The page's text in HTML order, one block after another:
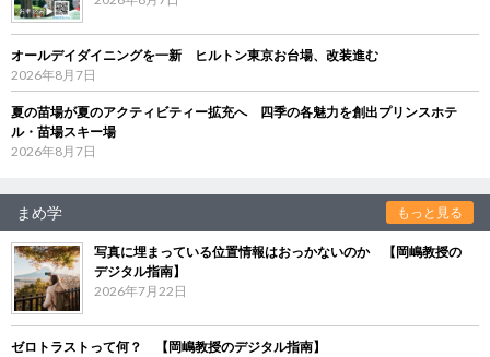
オールデイダイニングを一新 ヒルトン東京お台場、改装進む
2026年8月7日
夏の苗場が夏のアクティビティー拡充へ 四季の各魅力を創出プリンスホテ
ル・苗場スキー場
2026年8月7日
まめ学 もっと見る
写真に埋まっている位置情報はおっかないのか 【岡嶋教授の
デジタル指南】
2026年7月22日
ゼロトラストって何？ 【岡嶋教授のデジタル指南】